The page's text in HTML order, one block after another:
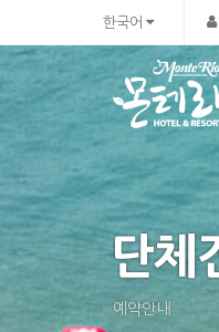
한국어
단체
예약안내